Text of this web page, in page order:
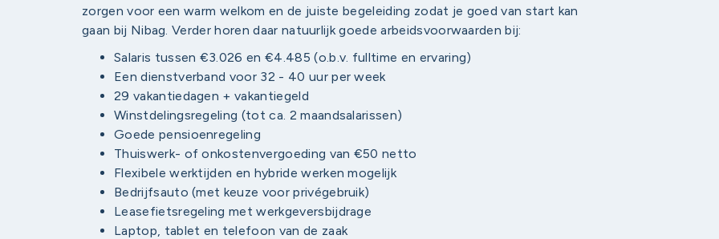
zorgen voor een warm welkom en de juiste begeleiding zodat je goed van start kan
gaan bij Nibag. Verder horen daar natuurlijk goede arbeidsvoorwaarden bij:
Salaris tussen €3.026 en €4.485 (o.b.v. fulltime en ervaring)
Een dienstverband voor 32 - 40 uur per week
29 vakantiedagen + vakantiegeld
Winstdelingsregeling (tot ca. 2 maandsalarissen)
Goede pensioenregeling
Thuiswerk- of onkostenvergoeding van €50 netto
Flexibele werktijden en hybride werken mogelijk
Bedrijfsauto (met keuze voor privégebruik)
Leasefietsregeling met werkgeversbijdrage
Laptop, tablet en telefoon van de zaak